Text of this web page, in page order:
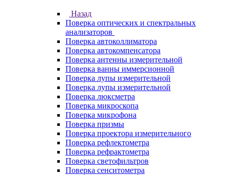
Назад
Поверка оптических и спектральных
анализаторов
Поверка автоколлиматора
Поверка автокомпенсатора
Поверка антенны измерительной
Поверка ванны иммерсионной
Поверка лупы измерительной
Поверка лупы измерительной
Поверка люксметра
Поверка микроскопа
Поверка микрофона
Поверка призмы
Поверка проектора измерительного
Поверка рефлектометра
Поверка рефрактометра
Поверка светофильтров
Поверка сенситометра